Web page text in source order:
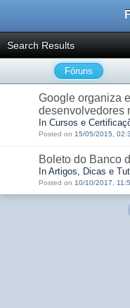
Search Results
Fóruns
Google organiza
desenvolvedores
In Cursos e
Posted on 15/05/2015,
Boleto do Banco
In Artigos, Dicas e
Posted on 10/10/2017,